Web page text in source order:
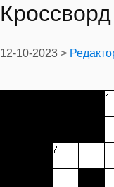
12-10-2023 >